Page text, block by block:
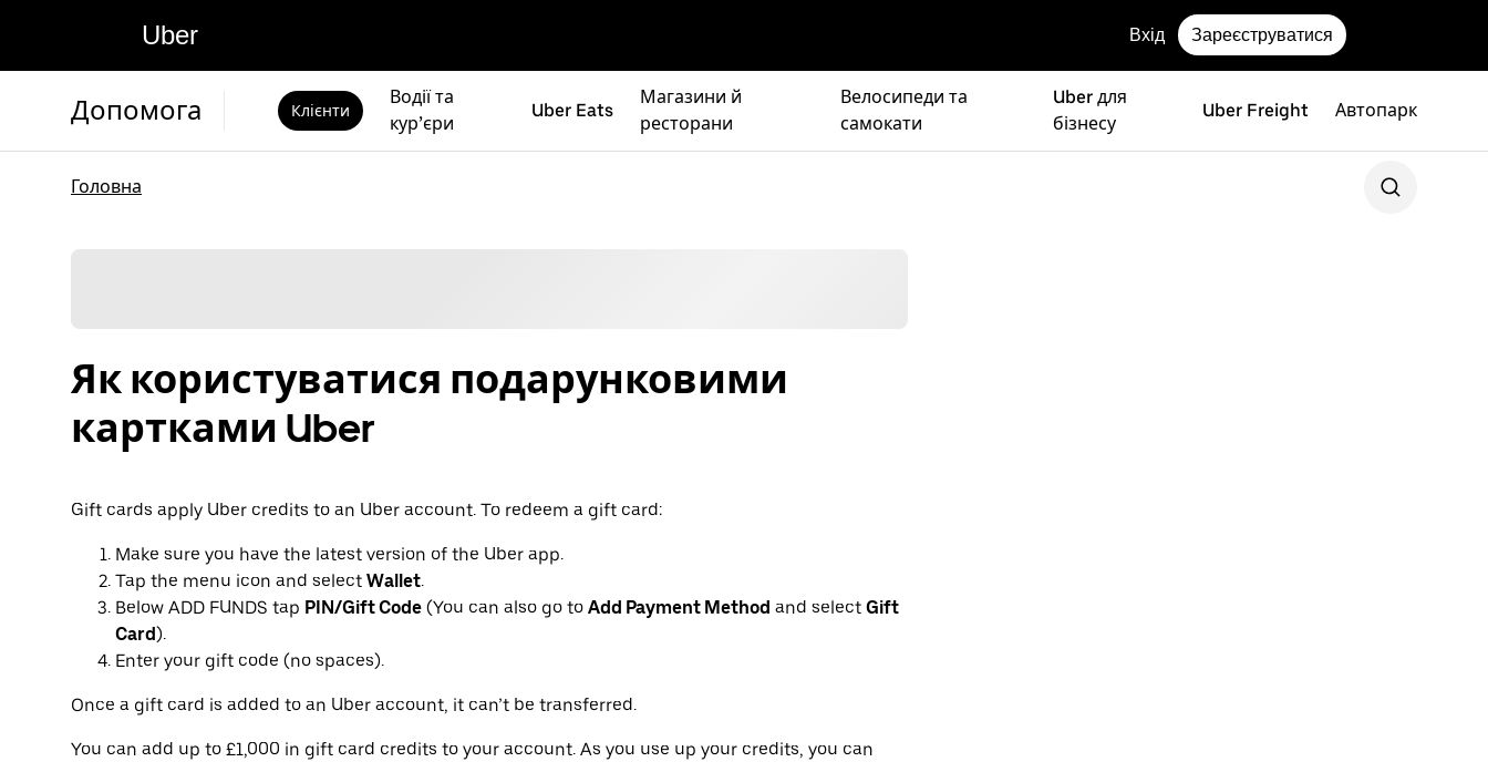
Uber Вхід Зареєструватися
Допомога Клієнти
Водії та
кур’єри
Uber Eats
Магазини й
ресторани
Велосипеди та
самокати
Uber для
бізнесу
Uber Freight Автопарк
Головна
Як користуватися подарунковими
картками Uber
Gift cards apply Uber credits to an Uber account. To redeem a gift card:
Make sure you have the latest version of the Uber app.
Tap the menu icon and select Wallet.
Below ADD FUNDS tap PIN/Gift Code (You can also go to Add Payment Method and select Gift
Card).
Enter your gift code (no spaces).
Once a gift card is added to an Uber account, it can’t be transferred.
You can add up to £1,000 in gift card credits to your account. As you use up your credits, you can